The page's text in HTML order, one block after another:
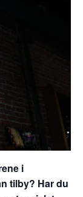
i
tilby? Har du